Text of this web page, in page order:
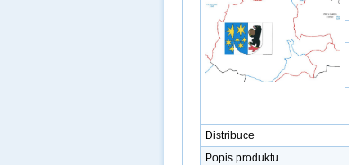
Distribuce
Popis produktu